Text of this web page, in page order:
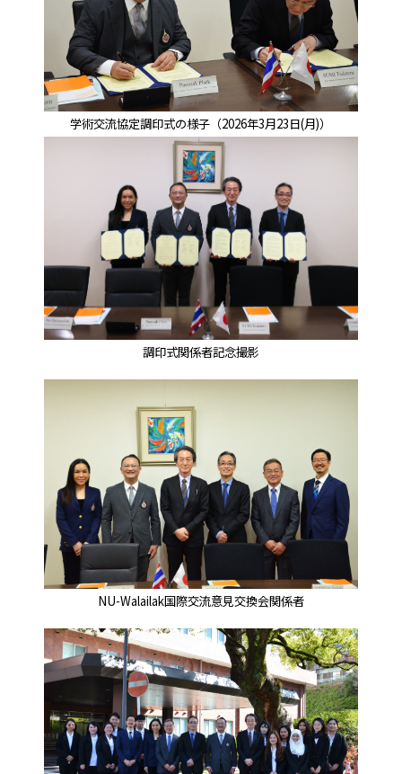
学術交流協定調印式の様子（2026年3月23日(月)）
調印式関係者記念撮影
NU-Walailak国際交流意見交換会関係者